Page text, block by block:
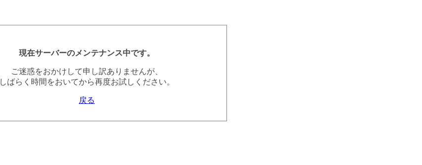
現在サーバーのメンテナンス中です。
ご迷惑をおかけして申し訳ありませんが、
しばらく時間をおいてから再度お試しください。
戻る